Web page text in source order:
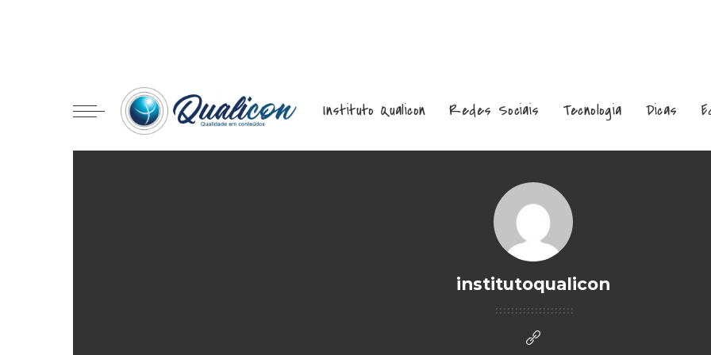
Instituto Qualicon Redes Sociais Tecnologia Dicas
institutoqualicon